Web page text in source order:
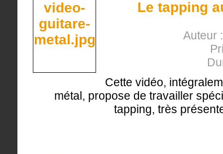
Le tapping
Auteur
Cette vidéo,
métal, propose de travailler
tapping, très